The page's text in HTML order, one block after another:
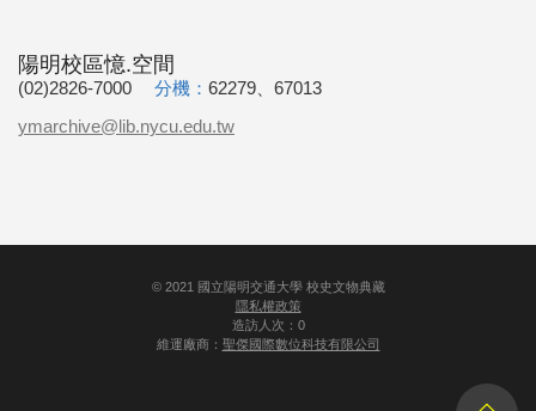
陽明校區憶.空間
(02)2826-7000 分機： 62279、67013
ymarchive@lib.nycu.edu.tw
© 2021 國立陽明交通大學 校史文物典藏
隱私權政策
造訪人次：0
維運廠商： 聖傑國際數位科技有限公司